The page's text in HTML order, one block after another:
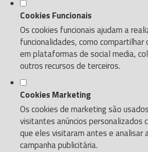
Cookies Funcionais
Os cookies funcionais ajudam a
funcionalidades, como
em plataformas de social media,
outros recursos de terceiros.
Cookies Marketing
Os cookies de marketing são
visitantes anúncios personalizados
que eles visitaram antes e analisar
campanha publicitária.